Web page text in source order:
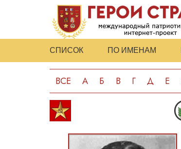
СПИСОК ПО ИМЕНАМ
ВСЕ А Б В Г Д Е